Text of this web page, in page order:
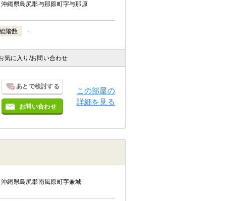
沖縄県島尻郡与那原町字与那原
総階数 -
気に入り /お問い合わせ
あとで検討する
お問い合わせ
この部屋の
詳細を見る
沖縄県島尻郡南風原町字兼城